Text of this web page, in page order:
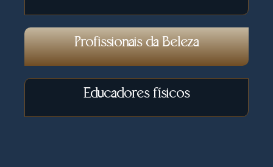
Profissionais da Beleza
Educadores físicos